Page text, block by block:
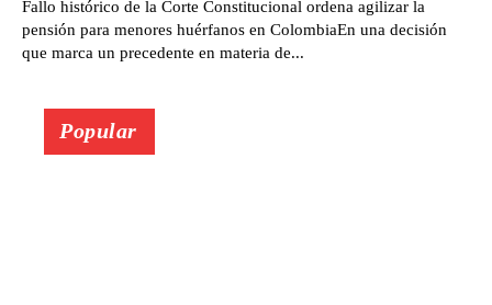
Fallo histórico de la Corte Constitucional ordena agilizar la
pensión para menores huérfanos en ColombiaEn una decisión
que marca un precedente en materia de...
Popular